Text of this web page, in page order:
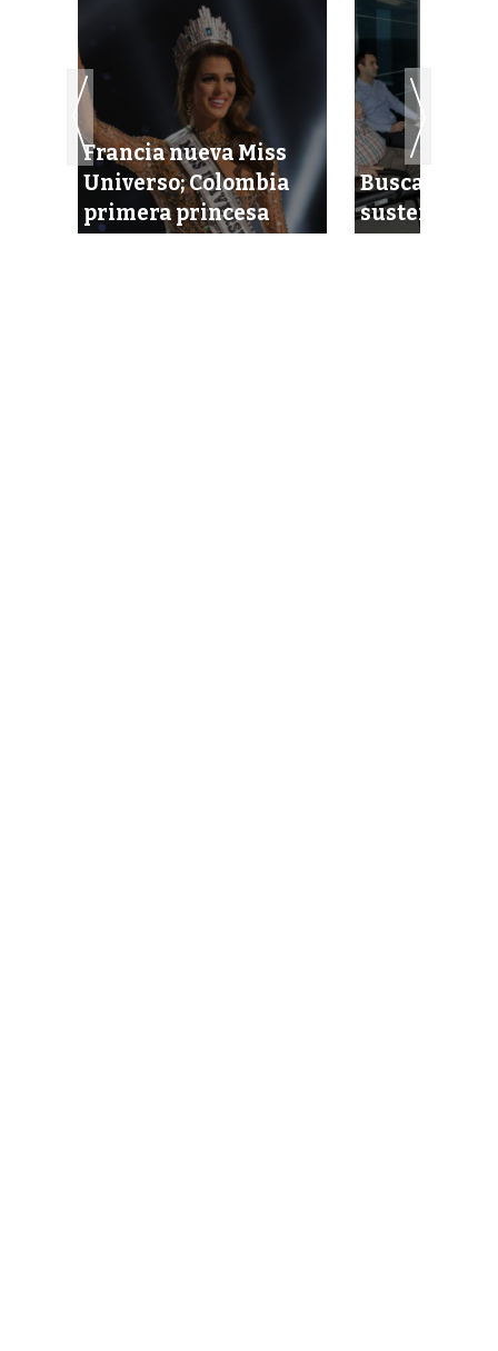
Francia nueva Miss
Universo; Colombia
primera princesa
Buscan un
sustentable